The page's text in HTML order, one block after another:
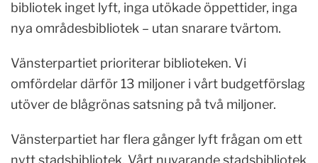
bibliotek inget lyft, inga utökade öppettider, inga
nya områdesbibliotek – utan snarare tvärtom.
Vänsterpartiet prioriterar biblioteken. Vi
omfördelar därför 13 miljoner i vårt budgetförslag
utöver de blågrönas satsning på två miljoner.
Vänsterpartiet har flera gånger lyft frågan om ett
nytt stadsbibliotek. Vårt nuvarande stadsbibliotek